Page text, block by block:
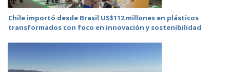
Chile importó desde Brasil US$112 millones en plásticos
transformados con foco en innovación y sostenibilidad